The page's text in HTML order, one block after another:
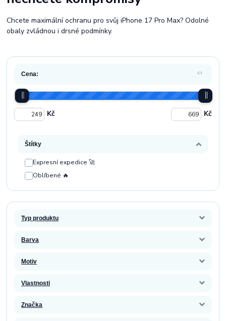
Chcete maximální ochranu pro svůj iPhone 17 Pro Max? Odolné
obaly zvládnou i drsné podmínky.
Cena:
Kč Kč
Štítky
Expresní expedice 🚀
Oblíbené 🔥
Typ produktu
Barva
Motiv
Vlastnosti
Značka